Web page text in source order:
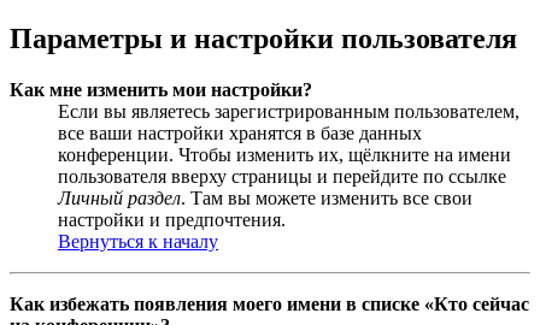
Параметры и настройки пользователя
Как мне изменить мои настройки?
Если вы являетесь зарегистрированным пользователем,
все ваши настройки хранятся в базе данных
конференции. Чтобы изменить их, щёлкните на имени
пользователя вверху страницы и перейдите по ссылке
Личный раздел. Там вы можете изменить все свои
настройки и предпочтения.
Вернуться к началу
Как избежать появления моего имени в списке «Кто сейчас